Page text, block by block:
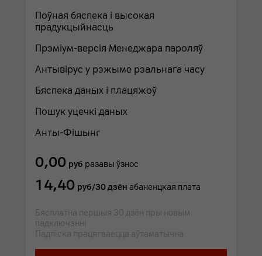
Поўная бяспека і высокая
прадукцыйнасць
Прэміум-версія Менеджара пароляў
Антывірус у рэжыме рэальнага часу
Бяспека даных і плацяжоў
Пошук уцечкі даных
Анты-Фішынг
0,00 руб разавы ўзнос
14,40 руб/30 дзён абаненцкая плата
Бясплатна першыя 30 дзён пры новым
падключэнні
Падпіска працягваецца аўтаматычна